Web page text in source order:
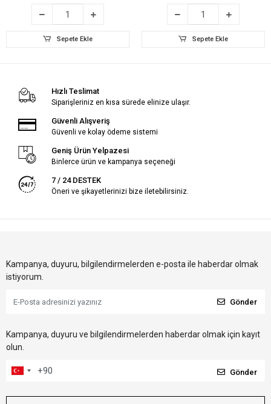
Sepete Ekle Sepete Ekle
Hızlı Teslimat
Siparişleriniz en kısa sürede elinize ulaşır.
Güvenli Alışveriş
Güvenli ve kolay ödeme sistemi
Geniş Ürün Yelpazesi
Binlerce ürün ve kampanya seçeneği
7 / 24 DESTEK
Öneri ve şikayetlerinizi bize iletebilirsiniz.
Kampanya, duyuru, bilgilendirmelerden e-posta ile haberdar olmak
istiyorum.
Gönder
Kampanya, duyuru ve bilgilendirmelerden haberdar olmak için kayıt
olun.
Gönder